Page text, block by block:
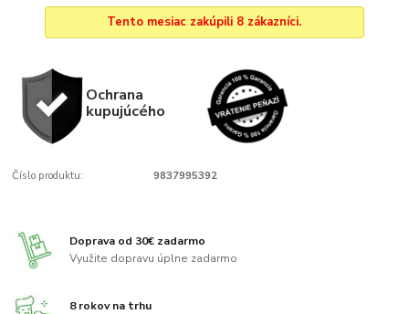
Tento mesiac zakúpili 8 zákazníci.
Ochrana
kupujúcého
Číslo produktu: 9837995392
Doprava od 30€ zadarmo
Využite dopravu úplne zadarmo
8 rokov na trhu